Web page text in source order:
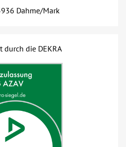
Dahme/Mark
durch die DEKRA